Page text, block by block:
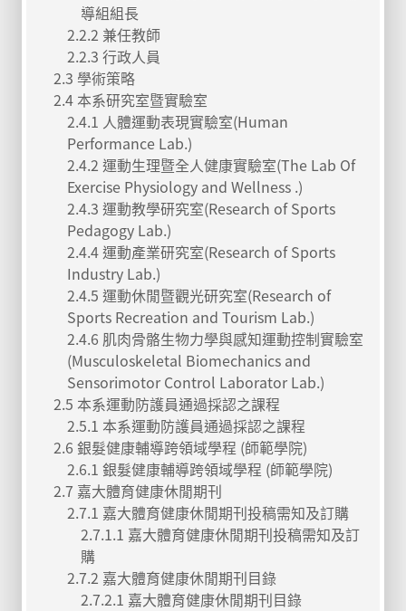
導組組長
2.2.2 兼任教師
2.2.3 行政人員
2.3 學術策略
2.4 本系研究室暨實驗室
2.4.1 人體運動表現實驗室(Human
Performance Lab.)
2.4.2 運動生理暨全人健康實驗室(The Lab Of
Exercise Physiology and Wellness .)
2.4.3 運動教學研究室(Research of Sports
Pedagogy Lab.)
2.4.4 運動產業研究室(Research of Sports
Industry Lab.)
2.4.5 運動休閒暨觀光研究室(Research of
Sports Recreation and Tourism Lab.)
2.4.6 肌肉骨骼生物力學與感知運動控制實驗室
(Musculoskeletal Biomechanics and
Sensorimotor Control Laborator Lab.)
2.5 本系運動防護員通過採認之課程
2.5.1 本系運動防護員通過採認之課程
2.6 銀髮健康輔導跨領域學程 (師範學院)
2.6.1 銀髮健康輔導跨領域學程 (師範學院)
2.7 嘉大體育健康休閒期刊
2.7.1 嘉大體育健康休閒期刊投稿需知及訂購
2.7.1.1 嘉大體育健康休閒期刊投稿需知及訂
購
2.7.2 嘉大體育健康休閒期刊目錄
2.7.2.1 嘉大體育健康休閒期刊目錄